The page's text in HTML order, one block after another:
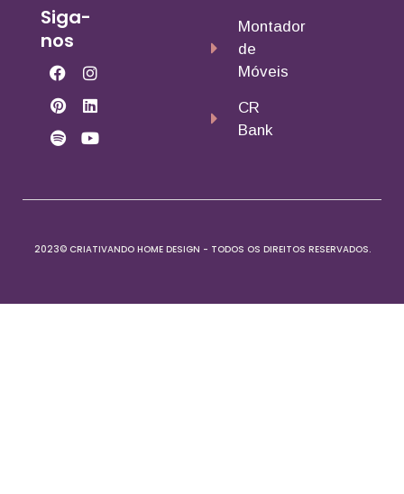
Siga-
nos
Montador
de
Móveis
CR
Bank
2023© CRIATIVANDO HOME DESIGN - TODOS OS DIREITOS RESERVADOS.